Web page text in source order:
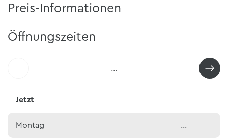
Preis-Informationen
Öffnungszeiten
…
Jetzt
Montag …